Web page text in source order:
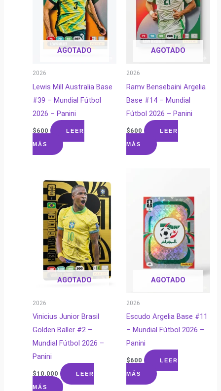
AGOTADO
2026
Lewis Mill Australia Base
#39 – Mundial Fútbol
2026 – Panini
$600 LEER
MÁS
AGOTADO
2026
Ramv Bensebaini Argelia
Base #14 – Mundial
Fútbol 2026 – Panini
$600 LEER
MÁS
AGOTADO
2026
Vinicius Junior Brasil
Golden Baller #2 –
Mundial Fútbol 2026 –
Panini
$10.000 LEER
MÁS
AGOTADO
2026
Escudo Argelia Base #11
– Mundial Fútbol 2026 –
Panini
$600 LEER
MÁS